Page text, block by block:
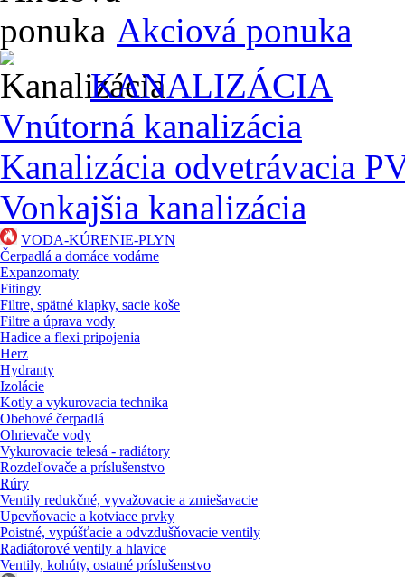
Akciová ponuka
KANALIZÁCIA
Vnútorná kanalizácia
Kanalizácia odvetrávacia
Vonkajšia kanalizácia
VODA-KÚRENIE-PLYN
Čerpadlá a domáce vodárne
Expanzomaty
Fitingy
Filtre, spätné klapky, sacie koše
Filtre a úprava vody
Hadice a flexi pripojenia
Herz
Hydranty
Izolácie
Kotly a vykurovacia technika
Obehové čerpadlá
Ohrievače vody
Vykurovacie telesá - radiátory
Rozdeľovače a príslušenstvo
Rúry
Ventily redukčné, vyvažovacie a zmiešavacie
Upevňovacie a kotviace prvky
Poistné, vypúšťacie a odvzdušňovacie ventily
Radiátorové ventily a hlavice
Ventily, kohúty, ostatné príslušenstvo